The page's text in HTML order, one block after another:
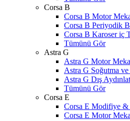
Corsa B
Corsa B Motor
Corsa B Periyodik
Corsa B Karoser iç
Tümünü Gör
Astra G
Astra G Motor
Astra G Soğutma
Astra G Dış
Tümünü Gör
Corsa E
Corsa E Modifiye &
Corsa E Motor